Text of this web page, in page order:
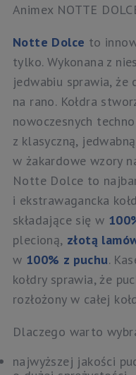
Animex NOTTE
Notte Dolce to
tylko. Wykonana z
jedwabiu sprawia, że
na rano. Kołdra
nowoczesnych
z klasyczną,
w żakardowe wzory
Notte Dolce to
i ekstrawagancka
składające się w
plecioną, złotą
w 100% z puchu.
kołdry sprawia, że
rozłożony w całej
Dlaczego warto
najwyższej jakości